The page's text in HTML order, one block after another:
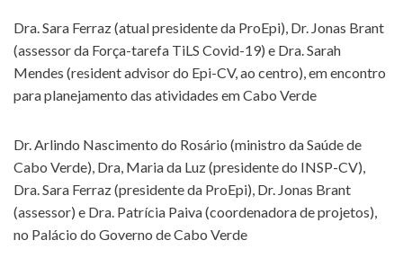
Dra. Sara Ferraz (atual presidente da ProEpi), Dr. Jonas Brant
(assessor da Força-tarefa TiLS Covid-19) e Dra. Sarah
Mendes (resident advisor do Epi-CV, ao centro), em encontro
para planejamento das atividades em Cabo Verde
Dr. Arlindo Nascimento do Rosário (ministro da Saúde de
Cabo Verde), Dra, Maria da Luz (presidente do INSP-CV),
Dra. Sara Ferraz (presidente da ProEpi), Dr. Jonas Brant
(assessor) e Dra. Patrícia Paiva (coordenadora de projetos),
no Palácio do Governo de Cabo Verde